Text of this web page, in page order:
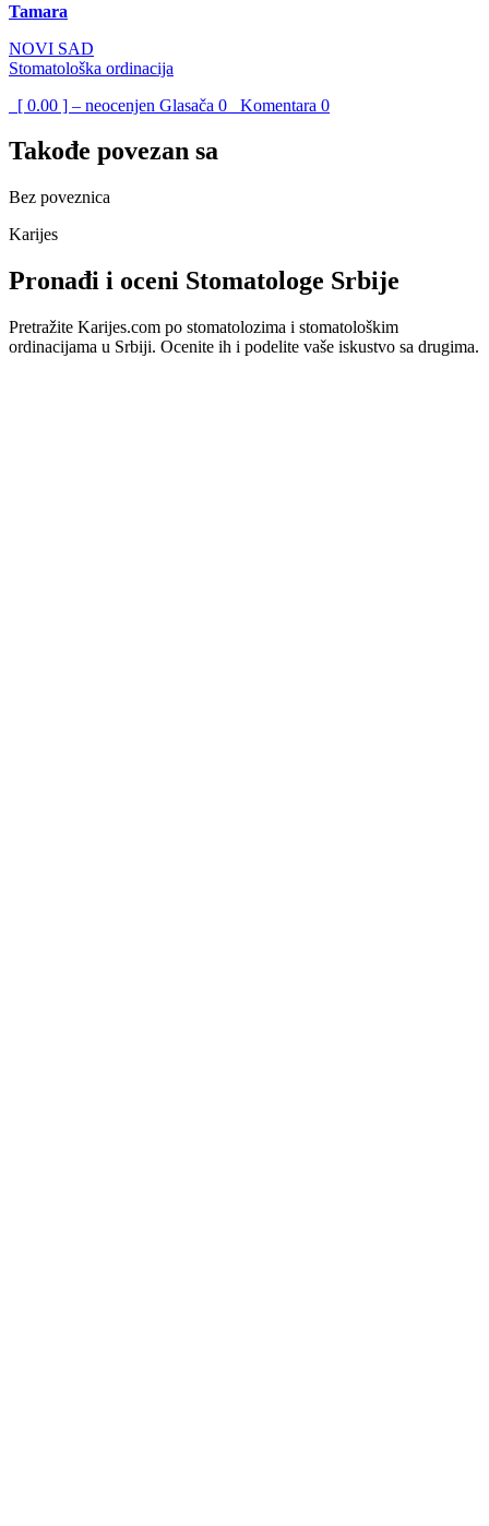
Tamara
NOVI SAD
Stomatološka ordinacija
[ 0.00 ] – neocenjen Glasača 0 Komentara 0
Takođe povezan sa
Bez poveznica
Karijes
Pronađi i oceni Stomatologe Srbije
Pretražite Karijes.com po stomatolozima i stomatološkim
ordinacijama u Srbiji. Ocenite ih i podelite vaše iskustvo sa drugima.